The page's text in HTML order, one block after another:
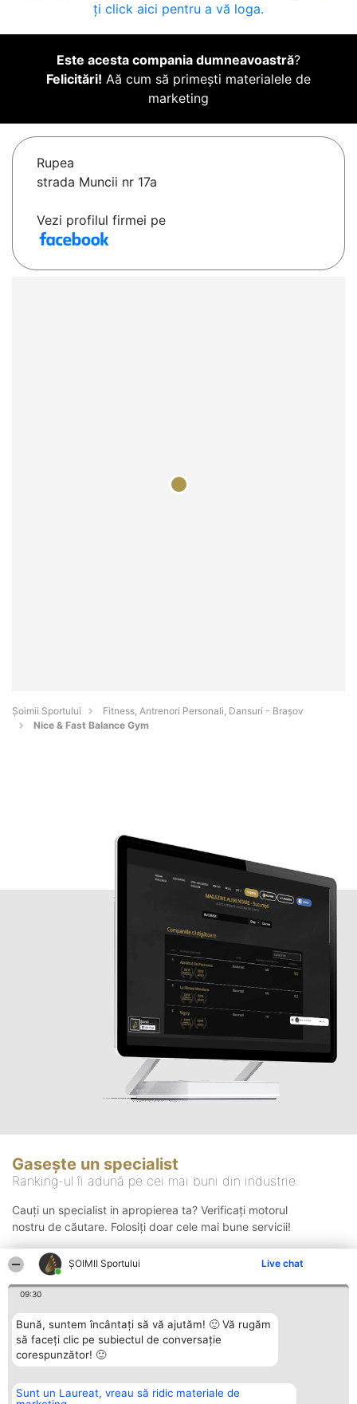
ȘOIMII Sportului Live chat
09:30
Bună, suntem încântați să vă ajutăm! 🙂 Vă rugăm
să faceți clic pe subiectul de conversație
corespunzător! 🙂
Sunt un Laureat, vreau să ridic materiale de
ți click aici pentru a vă loga.
Este acesta compania dumneavoastră?
Felicitări! Aă cum să primești materialele de
marketing
Rupea
strada Muncii nr 17a
Vezi profilul firmei pe
Șoimii Sportului
Fitness, Antrenori Personali, Dansuri - Braşov
Nice & Fast Balance Gym
Gasește un specialist
Ranking-ul îi adună pe cei mai buni din industrie
Cauți un specialist in apropierea ta? Verificați motorul
nostru de căutare. Folosiți doar cele mai bune servicii!
Organizator Ranking Plebiscyt Contact